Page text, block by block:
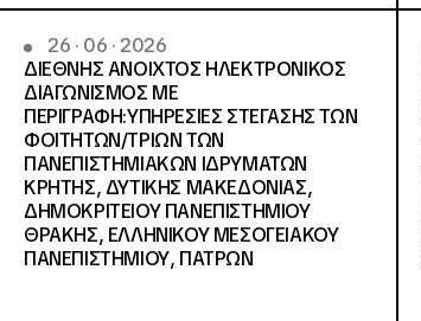
26 · 06 · 2026
ΔΙΕΘΝΗΣ ΑΝΟΙΧΤΟΣ ΗΛΕΚΤΡΟΝΙΚΟΣ
ΔΙΑΓΩΝΙΣΜΟΣ ΜΕ
ΠΕΡΙΓΡΑΦΗ:ΥΠΗΡΕΣΙΕΣ ΣΤΕΓΑΣΗΣ ΤΩΝ
ΦΟΙΤΗΤΩΝ/ΤΡΙΩΝ ΤΩΝ
ΠΑΝΕΠΙΣΤΗΜΙΑΚΩΝ ΙΔΡΥΜΑΤΩΝ
KΡΗΤΗΣ, ΔΥΤΙΚΗΣ ΜΑΚΕΔΟΝΙΑΣ,
ΔΗΜΟΚΡΙΤΕΙΟΥ ΠΑΝΕΠΙΣΤΗΜΙΟΥ
ΘΡΑΚΗΣ, ΕΛΛΗΝΙΚΟΥ ΜΕΣΟΓΕΙΑΚΟΥ
ΠΑΝΕΠΙΣΤΗΜΙΟΥ, ΠΑΤΡΩΝ